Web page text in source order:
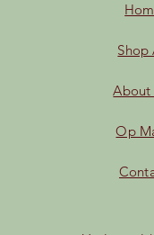
Shop
About
Op